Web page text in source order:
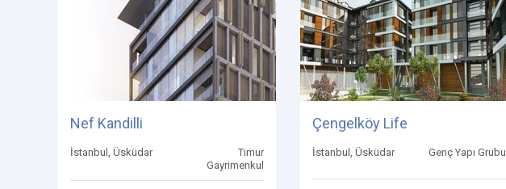
Nef Kandilli
İstanbul, Üsküdar
Timur
Gayrimenkul
Çengelköy Life
İstanbul, Üsküdar Genç Yapı Grubu